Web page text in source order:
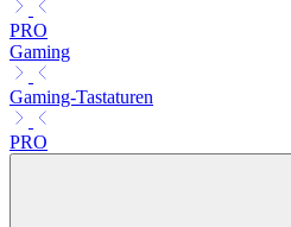
PRO
Gaming
Gaming-Tastaturen
PRO